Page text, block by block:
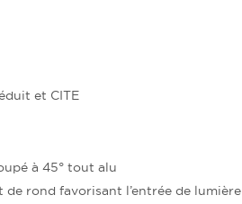
et CITE
à 45° tout alu
rond favorisant l’entrée de lumière